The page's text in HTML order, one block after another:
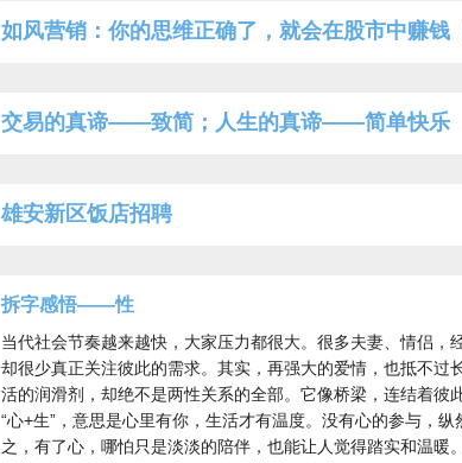
如风营销：你的思维正确了，就会在股市中赚钱
交易的真谛——致简；人生的真谛——简单快乐
雄安新区饭店招聘
拆字感悟——性
当代社会节奏越来越快，大家压力都很大。很多夫妻、情侣，
却很少真正关注彼此的需求。其实，再强大的爱情，也抵不过
活的润滑剂，却绝不是两性关系的全部。它像桥梁，连结着彼
“心+生”，意思是心里有你，生活才有温度。没有心的参与，
之，有了心，哪怕只是淡淡的陪伴，也能让人觉得踏实和温暖